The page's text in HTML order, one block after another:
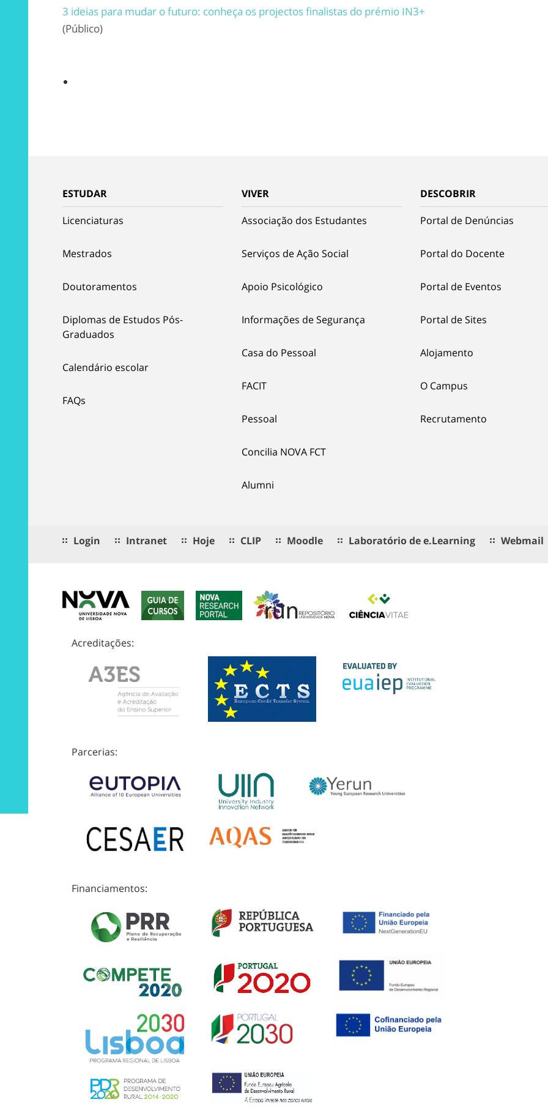
3 ideias para mudar o futuro: conheça os projectos finalistas do prémio IN3+
(Público)
ESTUDAR
Licenciaturas
Mestrados
Doutoramentos
Diplomas de Estudos Pós-
Graduados
Calendário escolar
FAQs
VIVER
Associação dos Estudantes
Serviços de Ação Social
Apoio Psicológico
Informações de Segurança
Casa do Pessoal
FACIT
Pessoal
Concilia NOVA FCT
Alumni
DESCOBRIR
Portal de Denúncias
Portal do Docente
Portal de Eventos
Portal de Sites
Alojamento
O Campus
Recrutamento
Login Intranet Hoje CLIP Moodle Laboratório de e.Learning Webmail
Acreditações:
Parcerias:
Financiamentos: